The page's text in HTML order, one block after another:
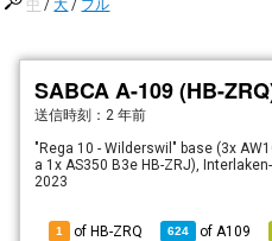
中 /大 / フル
SABCA A-109 (HB-
送信時刻： 2 年前
"Rega 10 - Wilderswil" base (3x
a 1x AS350 B3e HB-ZRJ),
2023
1 of HB-ZRQ 624 of A109